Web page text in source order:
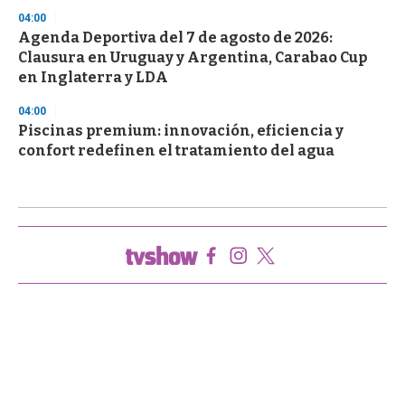
04:00
Agenda Deportiva del 7 de agosto de 2026:
Clausura en Uruguay y Argentina, Carabao Cup
en Inglaterra y LDA
04:00
Piscinas premium: innovación, eficiencia y
confort redefinen el tratamiento del agua